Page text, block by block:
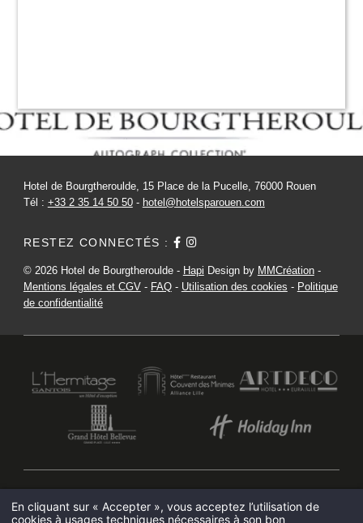
Hotel de Bourgtheroulde, 15 Place de la Pucelle, 76000 Rouen
Tél : +33 2 35 14 50 50- hotel@hotelsparouen.com
RESTEZ CONNECTÉS :
© 2026 Hotel de Bourgtheroulde - Hapi Design by MMCréation-
Mentions légales et CGV- FAQ- Utilisation des cookies - Politique
de confidentialité
+33 2 35 14 50 50
15 PLACE DE LA PUCELLE 76000 ROUEN - FRANCE
HOTEL@HOTELSPAROUEN.COM
En cliquant sur « Accepter », vous acceptez l’utilisation de
cookies à usages techniques nécessaires à son bon